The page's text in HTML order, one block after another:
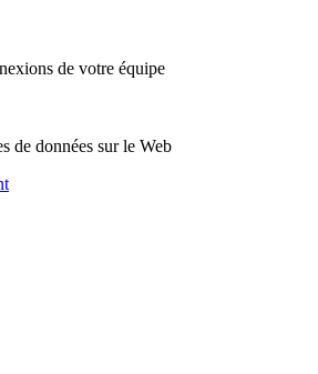
de votre équipe
de données sur le Web